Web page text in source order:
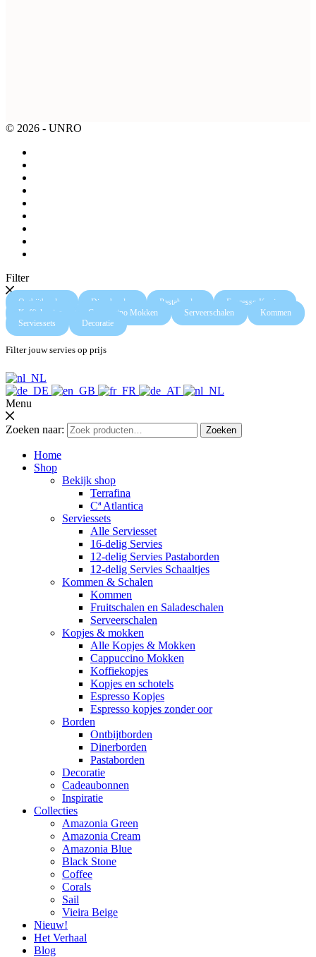
© 2026 - UNRO
Filter
Ontbijtborden Dinerborden Pastaborden
Espresso Kopjes
Koffiekopjes
Cappuccino Mokken Serveerschalen
Kommen
Serviessets
Decoratie
Filter jouw servies op prijs
Menu
Zoeken naar: Zoeken
Home
Shop
Bekijk shop
Terrafina
Cª Atlantica
Serviessets
Alle Serviesset
16-delig Servies
12-delig Servies Pastaborden
12-delig Servies Schaaltjes
Kommen & Schalen
Kommen
Fruitschalen en Saladeschalen
Serveerschalen
Kopjes & mokken
Alle Kopjes & Mokken
Cappuccino Mokken
Koffiekopjes
Kopjes en schotels
Espresso Kopjes
Espresso kopjes zonder oor
Borden
Ontbijtborden
Dinerborden
Pastaborden
Decoratie
Cadeaubonnen
Inspiratie
Collecties
Amazonia Green
Amazonia Cream
Amazonia Blue
Black Stone
Coffee
Corals
Sail
Vieira Beige
Nieuw!
Het Verhaal
Blog